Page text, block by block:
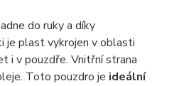
do ruky a díky
je plast vykrojen v oblasti
i v pouzdře. Vnitřní strana
Toto pouzdro je ideální